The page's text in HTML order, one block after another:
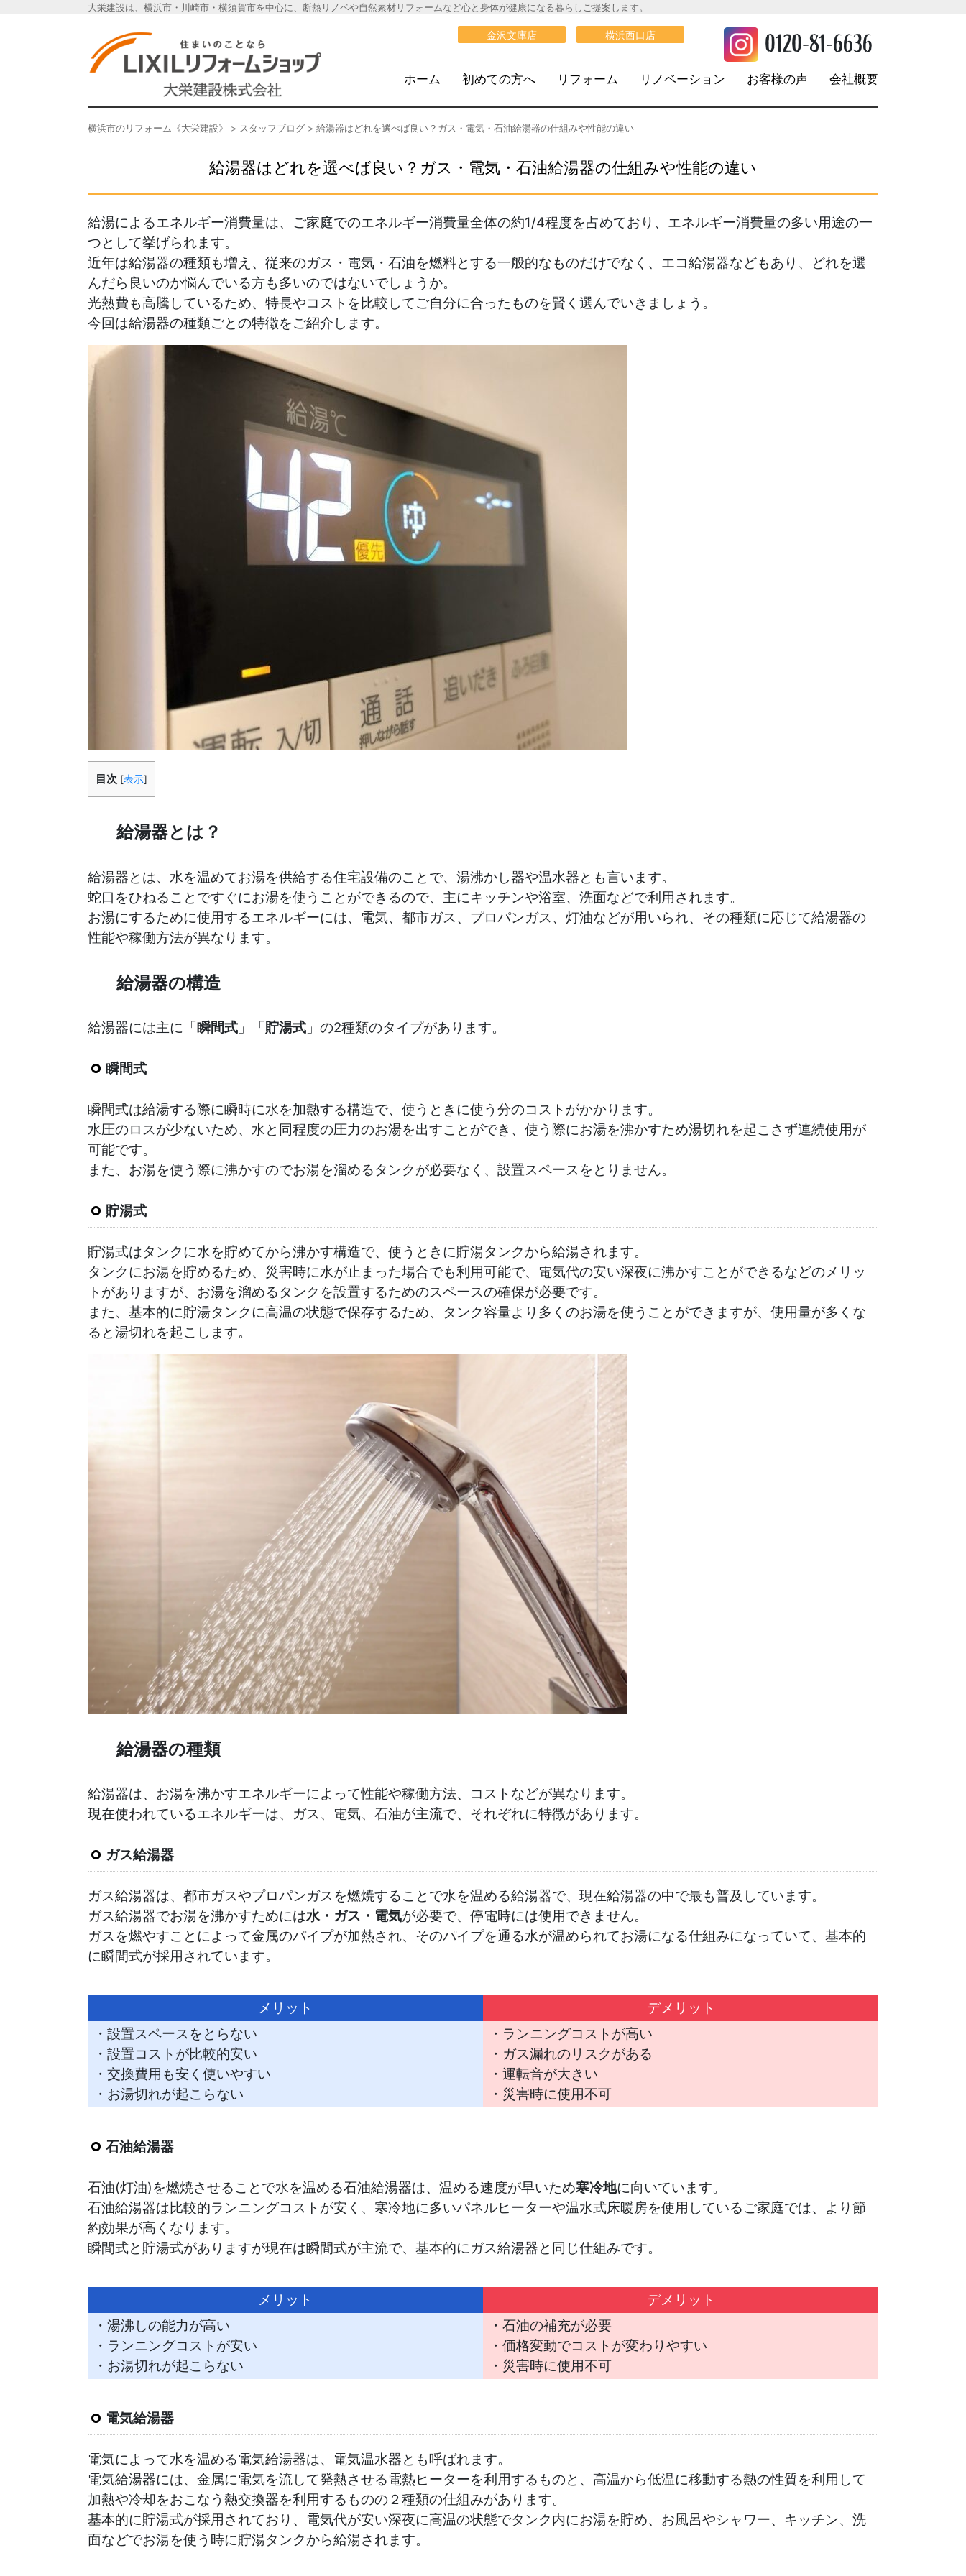
大栄建設は、横浜市・川崎市・横須賀市を中心に、断熱リノベや自然素材リフォームなど心と身体が健康になる暮らしご提案します。
横浜市のリフォーム《大栄建設》 金沢文庫店 横浜西口店 0120-81-6636
ホーム 初めての方へ リフォーム リノベーション お客様の声 会社概要
横浜市のリフォーム《大栄建設》 > スタッフブログ > 給湯器はどれを選べば良い？ガス・電気・石油給湯器の仕組みや性能の違い
給湯器はどれを選べば良い？ガス・電気・石油給湯器の仕組みや性能の違い
給湯によるエネルギー消費量は、ご家庭でのエネルギー消費量全体の約1/4程度を占めており、エネルギー消費量の多い用途の一
つとして挙げられます。
近年は給湯器の種類も増え、従来のガス・電気・石油を燃料とする一般的なものだけでなく、エコ給湯器などもあり、どれを選
んだら良いのか悩んでいる方も多いのではないでしょうか。
光熱費も高騰しているため、特長やコストを比較してご自分に合ったものを賢く選んでいきましょう。
今回は給湯器の種類ごとの特徴をご紹介します。
目次 [表示]
給湯器とは？
給湯器とは、水を温めてお湯を供給する住宅設備のことで、湯沸かし器や温水器とも言います。
蛇口をひねることですぐにお湯を使うことができるので、主にキッチンや浴室、洗面などで利用されます。
お湯にするために使用するエネルギーには、電気、都市ガス、プロパンガス、灯油などが用いられ、その種類に応じて給湯器の
性能や稼働方法が異なります。
給湯器の構造
給湯器には主に「瞬間式 」「貯湯式 」の2種類のタイプがあります。
瞬間式
瞬間式は給湯する際に瞬時に水を加熱する構造で、使うときに使う分のコストがかかります。
水圧のロスが少ないため、水と同程度の圧力のお湯を出すことができ、使う際にお湯を沸かすため湯切れを起こさず連続使用が
可能です。
また、お湯を使う際に沸かすのでお湯を溜めるタンクが必要なく、設置スペースをとりません。
貯湯式
貯湯式はタンクに水を貯めてから沸かす構造で、使うときに貯湯タンクから給湯されます。
タンクにお湯を貯めるため、災害時に水が止まった場合でも利用可能で、電気代の安い深夜に沸かすことができるなどのメリッ
トがありますが、お湯を溜めるタンクを設置するためのスペースの確保が必要です。
また、基本的に貯湯タンクに高温の状態で保存するため、タンク容量より多くのお湯を使うことができますが、使用量が多くな
ると湯切れを起こします。
給湯器の種類
給湯器は、お湯を沸かすエネルギーによって性能や稼働方法、コストなどが異なります。
現在使われているエネルギーは、ガス、電気、石油が主流で、それぞれに特徴があります。
ガス給湯器
ガス給湯器は、都市ガスやプロパンガスを燃焼することで水を温める給湯器で、現在給湯器の中で最も普及しています。
ガス給湯器でお湯を沸かすためには水・ガス・電気が必要で、停電時には使用できません。
ガスを燃やすことによって金属のパイプが加熱され、そのパイプを通る水が温められてお湯になる仕組みになっていて、基本的
に瞬間式が採用されています。
メリット
デメリット
・設置スペースをとらない
・設置コストが比較的安い
・交換費用も安く使いやすい
・お湯切れが起こらない
・ランニングコストが高い
・ガス漏れのリスクがある
・運転音が大きい
・災害時に使用不可
石油給湯器
石油(灯油)を燃焼させることで水を温める石油給湯器は、温める速度が早いため寒冷地に向いています。
石油給湯器は比較的ランニングコストが安く、寒冷地に多いパネルヒーターや温水式床暖房を使用しているご家庭では、より節
約効果が高くなります。
瞬間式と貯湯式がありますが現在は瞬間式が主流で、基本的にガス給湯器と同じ仕組みです。
メリット
デメリット
・湯沸しの能力が高い
・ランニングコストが安い
・お湯切れが起こらない
・石油の補充が必要
・価格変動でコストが変わりやすい
・災害時に使用不可
電気給湯器
電気によって水を温める電気給湯器は、電気温水器とも呼ばれます。
電気給湯器には、金属に電気を流して発熱させる電熱ヒーターを利用するものと、高温から低温に移動する熱の性質を利用して
加熱や冷却をおこなう熱交換器を利用するものの２種類の仕組みがあります。
基本的に貯湯式が採用されており、電気代が安い深夜に高温の状態でタンク内にお湯を貯め、お風呂やシャワー、キッチン、洗
面などでお湯を使う時に貯湯タンクから給湯されます。